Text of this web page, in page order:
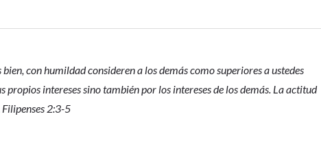
con humildad consideren a los demás como superiores a ustedes
propios intereses sino también por los intereses de los demás. La actitud
Filipenses 2:3-5